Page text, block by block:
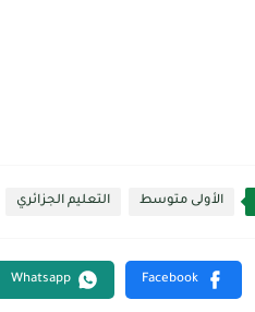
الأولى متوسط التعليم الجزائري